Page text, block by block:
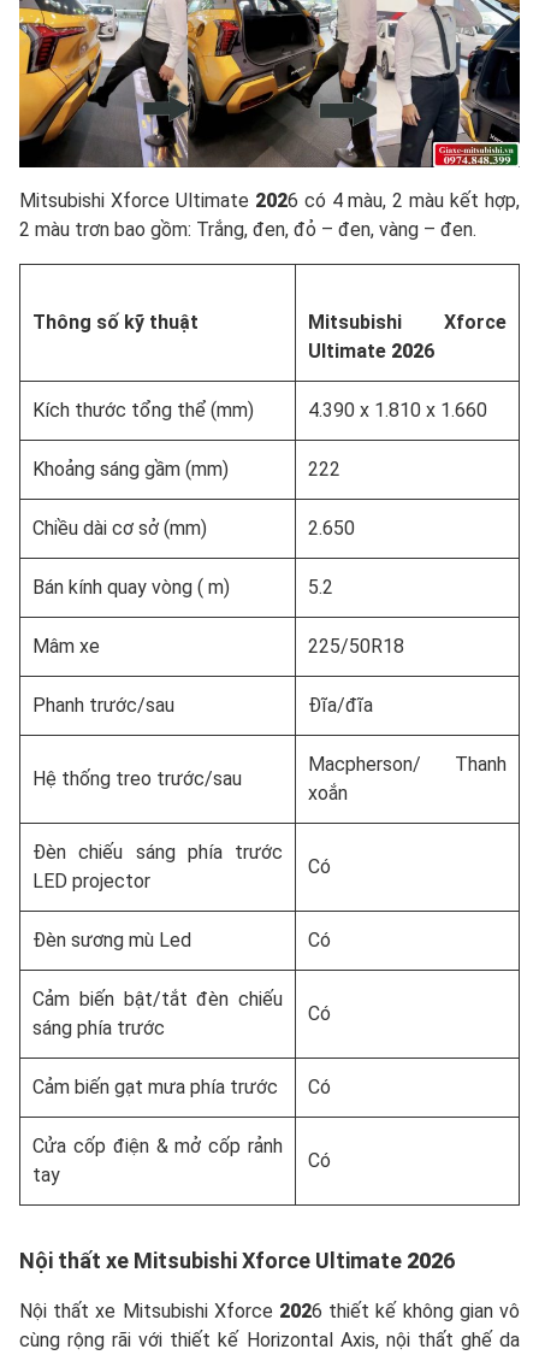
Mitsubishi Xforce Ultimate 2026 có 4 màu, 2 màu kết hợp,
2 màu trơn bao gồm: Trắng, đen, đỏ – đen, vàng – đen.
Thông số kỹ thuật
Mitsubishi Xforce
Ultimate 2026
Kích thước tổng thể (mm) 4.390 x 1.810 x 1.660
Khoảng sáng gầm (mm) 222
Chiều dài cơ sở (mm) 2.650
Bán kính quay vòng ( m) 5.2
Mâm xe 225/50R18
Phanh trước/sau Đĩa/đĩa
Hệ thống treo trước/sau
Macpherson/ Thanh
xoắn
Đèn chiếu sáng phía trước
LED projector
Có
Đèn sương mù Led Có
Cảm biến bật/tắt đèn chiếu
sáng phía trước
Có
Cảm biến gạt mưa phía trước Có
Cửa cốp điện & mở cốp rảnh
tay
Có
Nội thất xe Mitsubishi Xforce Ultimate 2026
Nội thất xe Mitsubishi Xforce 2026 thiết kế không gian vô
cùng rộng rãi với thiết kế Horizontal Axis, nội thất ghế da